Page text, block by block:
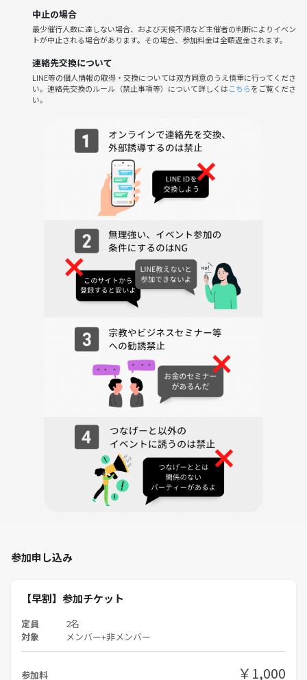
・一人ではなかなか始められなかったことも、つなげーとなら挑戦でき
るかもしれません！
・私たち自身も、つなげーとを通じて多くの体験をし、たくさんの仲間
－－－－－－－－－－－－－－－－－－－－－－－－－
・18：30宮下橋公園（ホタル池）に集合→複数の会場を散歩しながら回
ります（グルメも楽しみます）→時間になりましたら解散とさせていた
https://kugayamatown.com/eventnews.html
・つなげーとの参加費（事前決済）
・飲食等は各自で精算となります
◆キャンセルについて
・キャンセルポリシーをご確認ください。
下記の行為はご遠慮ください。
・勧誘・営業・告知・引き抜き・しつこいナンパ・暴言など
・開催内容や風景写真、動画のSNS等への無許可投稿
サークルやイベントの輪を乱す行動をする方、運営側の指示に従ってい
ただけない方や運営側が参加者様としてふさわしくないと判断した方
は、参加をお断りする場合がございます。
中止の場合
最少催行人数に達しない場合、および天候不順など主催者の判断によりイベン
トが中止される場合があります。その場合、参加料金は全額返金されます。
連絡先交換について
LINE等の個人情報の取得・交換については双方同意のうえ慎重に行ってくださ
い。連絡先交換のルール（禁止事項等）について詳しくはこちらをご覧くださ
い。
参加申し込み
【早割】参加チケット
定員 2名
対象 メンバー+非メンバー
参加料 ￥1,000